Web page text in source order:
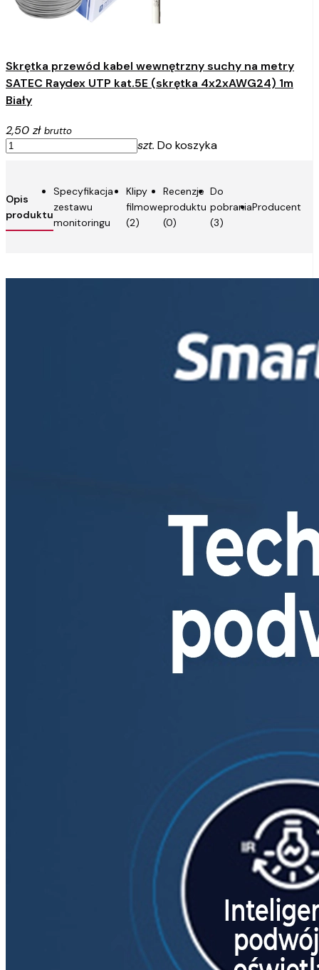
Skrętka przewód kabel wewnętrzny suchy na metry
SATEC Raydex UTP kat.5E (skrętka 4x2xAWG24) 1m
Biały
2,50 zł brutto
szt. Do koszyka
Opis
produktu
Do
pobrania
(3)
Specyfikacja
zestawu
monitoringu
Producent
Klipy
filmowe
(2)
Recenzje
produktu
(0)